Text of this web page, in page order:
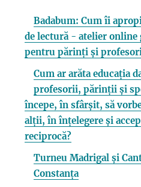
Badabum: Cum îi
de lectură - atelier
pentru părinți și
Cum ar arăta educația
profesorii, părinții și
începe, în sfârșit, să
alții, în înțelegere și
reciprocă?
Turneu Madrigal și
Constanța